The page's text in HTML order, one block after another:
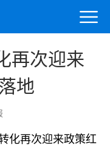
再次迎来
地
化再次迎来政策红